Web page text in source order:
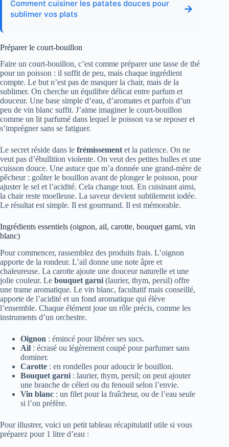
Comment cuisiner les patates douces pour
sublimer vos plats
→
Préparer le court-bouillon
Faire un court-bouillon, c’est comme préparer une tasse de thé
pour un poisson : il suffit de peu, mais chaque ingrédient
compte. Le but n’est pas de masquer la chair, mais de la
sublimer. On cherche un équilibre délicat entre parfum et
douceur. Une base simple d’eau, d’aromates et parfois d’un
peu de vin blanc suffit. J’aime imaginer le court-bouillon
comme un lit parfumé dans lequel le poisson va se reposer et
s’imprégner sans se fatiguer.
Le secret réside dans le frémissementet la patience. On ne
veut pas d’ébullition violente. On veut des petites bulles et une
cuisson douce. Une astuce que m’a donnée une grand-mère de
pêcheur : goûter le bouillon avant de plonger le poisson, pour
ajuster le sel et l’acidité. Cela change tout. En cuisinant ainsi,
la chair reste moelleuse. La saveur devient subtilement iodée.
Le résultat est simple. Il est gourmand. Il est mémorable.
Ingrédients essentiels (oignon, ail, carotte, bouquet garni, vin
blanc)
Pour commencer, rassemblez des produits frais. L’oignon
apporte de la rondeur. L’ail donne une note âpre et
chaleureuse. La carotte ajoute une douceur naturelle et une
jolie couleur. Le bouquet garni (laurier, thym, persil) offre
une trame aromatique. Le vin blanc, facultatif mais conseillé,
apporte de l’acidité et un fond aromatique qui élève
l’ensemble. Chaque élément joue un rôle précis, comme les
instruments d’un orchestre.
Oignon : émincé pour libérer ses sucs.
Ail : écrasé ou légèrement coupé pour parfumer sans
dominer.
Carotte : en rondelles pour adoucir le bouillon.
Bouquet garni : laurier, thym, persil; on peut ajouter
une branche de céleri ou du fenouil selon l’envie.
Vin blanc : un filet pour la fraîcheur, ou de l’eau seule
si l’on préfère.
Pour illustrer, voici un petit tableau récapitulatif utile si vous
préparez pour 1 litre d’eau :